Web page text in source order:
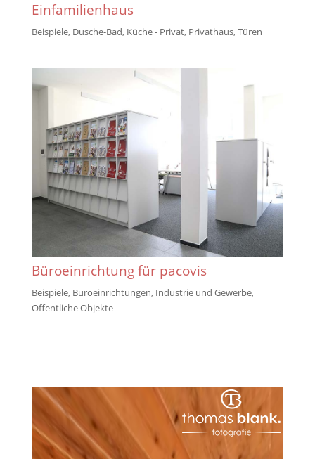
Einfamilienhaus
Beispiele, Dusche-Bad, Küche - Privat, Privathaus,Türen
Büroeinrichtung für pacovis
Beispiele, Büroeinrichtungen, Industrie und Gewerbe,
Öffentliche Objekte